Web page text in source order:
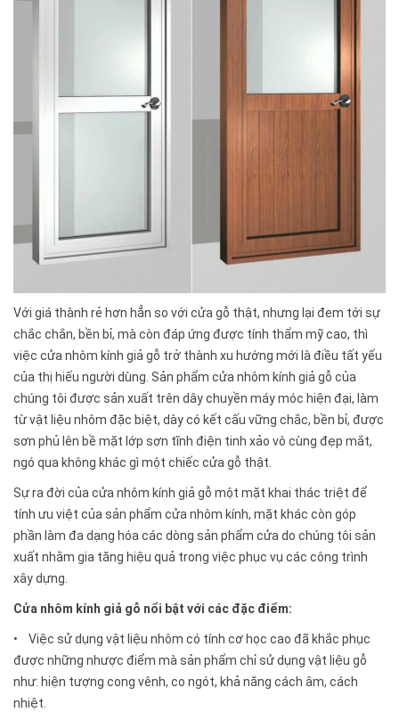
Với giá thành rẻ hơn hẳn so với cửa gỗ thật, nhưng lại đem tới sự
chắc chắn, bền bỉ, mà còn đáp ứng được tính thẩm mỹ cao, thì
việc cửa nhôm kính giả gỗ trở thành xu hướng mới là điều tất yếu
của thị hiếu người dùng. Sản phẩm cửa nhôm kính giả gỗ của
chúng tôi được sản xuất trên dây chuyền máy móc hiện đại, làm
từ vật liệu nhôm đặc biệt, dày có kết cấu vững chắc, bền bỉ, được
sơn phủ lên bề mặt lớp sơn tĩnh điện tinh xảo vô cùng đẹp mắt,
ngó qua không khác gì một chiếc cửa gỗ thật.
Sự ra đời của cửa nhôm kính giả gỗ một mặt khai thác triệt để
tính ưu việt của sản phẩm cửa nhôm kính, mặt khác còn góp
phần làm đa dạng hóa các dòng sản phẩm cửa do chúng tôi sản
xuất nhằm gia tăng hiệu quả trong việc phục vụ các công trình
xây dựng.
Cửa nhôm kính giả gỗ nổi bật với các đặc điểm:
• Việc sử dụng vật liệu nhôm có tính cơ học cao đã khắc phục
được những nhược điểm mà sản phẩm chỉ sử dụng vật liệu gỗ
như: hiện tượng cong vênh, co ngót, khả năng cách âm, cách
nhiệt.